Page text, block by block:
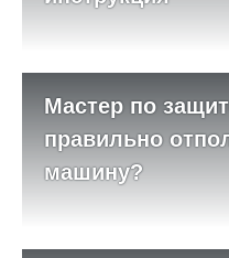
Мастер по
правильно
машину?